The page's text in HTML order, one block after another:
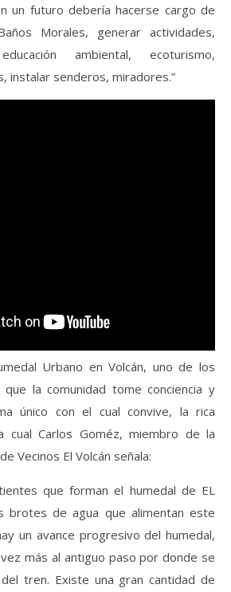
un futuro debería hacerse cargo de
Morales, generar actividades,
ambiental, ecoturismo,
instalar senderos, miradores.”
Urbano en Volcán, uno de los
la comunidad tome conciencia y
único con el cual convive, la rica
cual Carlos Goméz, miembro de la
Vecinos El Volcán señala:
que forman el humedal de EL
brotes de agua que alimentan este
un avance progresivo del humedal,
más al antiguo paso por donde se
tren. Existe una gran cantidad de